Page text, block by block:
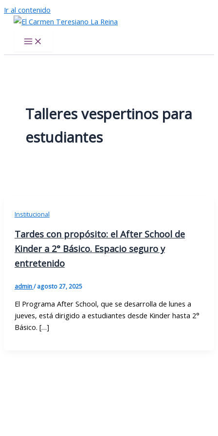
Ir al contenido
Talleres vespertinos para
estudiantes
Institucional
Tardes con propósito: el After School de
Kinder a 2° Básico. Espacio seguro y
entretenido
admin/agosto 27, 2025
El Programa After School, que se desarrolla de lunes a
jueves, está dirigido a estudiantes desde Kinder hasta 2°
Básico. […]